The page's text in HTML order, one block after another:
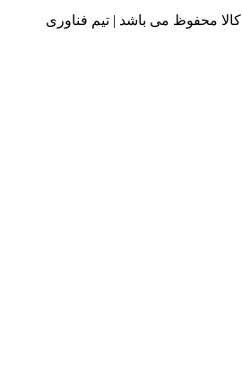
تمام حقوق وب سایت 024 کالا محفوظ می باشد | تیم فناوری